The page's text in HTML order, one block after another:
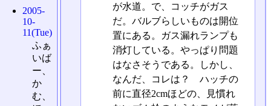
が水道。で、コッチがガス
だ。バルブらしいものは開位
置にある。ガス漏れランプも
消灯している。やっぱり問題
はなさそうである。しかし、
なんだ、コレは？ ハッチの
前に直径2cmほどの、見慣れ
2005-
10-
11(Tue)
ふぁ
いば
ー、
か
む、